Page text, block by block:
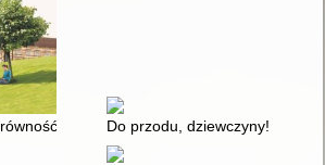
społeczna kobiet : studium dynamiki
Do przodu, dziewczyny! :